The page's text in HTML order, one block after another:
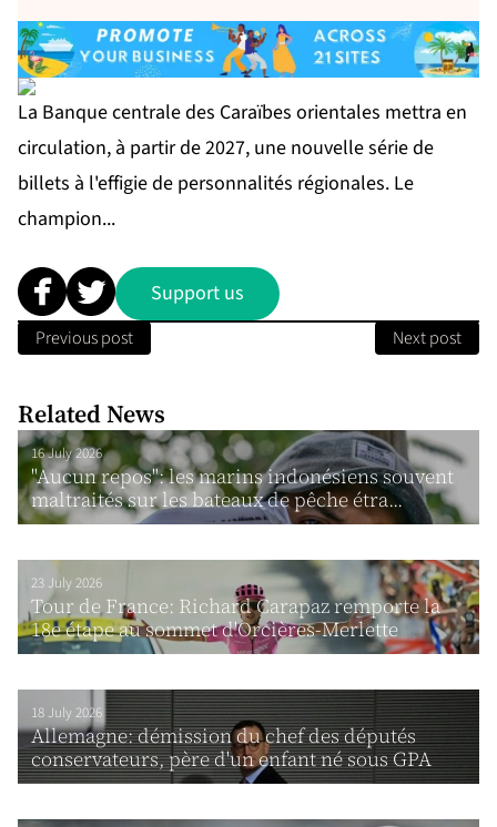
La Banque centrale des Caraïbes orientales mettra en
circulation, à partir de 2027, une nouvelle série de
billets à l'effigie de personnalités régionales. Le
champion...
Support us
Previous post Next post
Related News
16 July 2026
"Aucun repos": les marins indonésiens souvent
maltraités sur les bateaux de pêche étra...
23 July 2026
Tour de France: Richard Carapaz remporte la
18e étape au sommet d'Orcières-Merlette
18 July 2026
Allemagne: démission du chef des députés
conservateurs, père d'un enfant né sous GPA